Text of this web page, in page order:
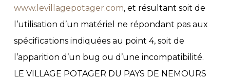
www.levillagepotager.com, et résultant soit de
l’utilisation d’un matériel ne répondant pas aux
spécifications indiquées au point 4, soit de
l’apparition d’un bug ou d’une incompatibilité.
LE VILLAGE POTAGER DU PAYS DE NEMOURS